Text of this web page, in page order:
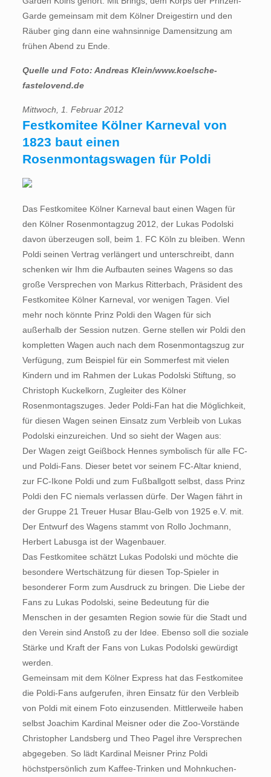
Garde gemeinsam mit dem Kölner Dreigestirn und den
Räuber ging dann eine wahnsinnige Damensitzung am
frühen Abend zu Ende.
Quelle und Foto: Andreas Klein/www.koelsche-
fastelovend.de
Mittwoch, 1. Februar 2012
Festkomitee Kölner Karneval von
1823 baut einen
Rosenmontagswagen für Poldi
Das Festkomitee Kölner Karneval baut einen Wagen für
den Kölner Rosenmontagzug 2012, der Lukas Podolski
davon überzeugen soll, beim 1. FC Köln zu bleiben. Wenn
Poldi seinen Vertrag verlängert und unterschreibt, dann
schenken wir Ihm die Aufbauten seines Wagens so das
große Versprechen von Markus Ritterbach, Präsident des
Festkomitee Kölner Karneval, vor wenigen Tagen. Viel
mehr noch könnte Prinz Poldi den Wagen für sich
außerhalb der Session nutzen. Gerne stellen wir Poldi den
kompletten Wagen auch nach dem Rosenmontagszug zur
Verfügung, zum Beispiel für ein Sommerfest mit vielen
Kindern und im Rahmen der Lukas Podolski Stiftung, so
Christoph Kuckelkorn, Zugleiter des Kölner
Rosenmontagszuges. Jeder Poldi-Fan hat die Möglichkeit,
für diesen Wagen seinen Einsatz zum Verbleib von Lukas
Podolski einzureichen. Und so sieht der Wagen aus:
Der Wagen zeigt Geißbock Hennes symbolisch für alle FC-
und Poldi-Fans. Dieser betet vor seinem FC-Altar kniend,
zur FC-Ikone Poldi und zum Fußballgott selbst, dass Prinz
Poldi den FC niemals verlassen dürfe. Der Wagen fährt in
der Gruppe 21 Treuer Husar Blau-Gelb von 1925 e.V. mit.
Der Entwurf des Wagens stammt von Rollo Jochmann,
Herbert Labusga ist der Wagenbauer.
Das Festkomitee schätzt Lukas Podolski und möchte die
besondere Wertschätzung für diesen Top-Spieler in
besonderer Form zum Ausdruck zu bringen. Die Liebe der
Fans zu Lukas Podolski, seine Bedeutung für die
Menschen in der gesamten Region sowie für die Stadt und
den Verein sind Anstoß zu der Idee. Ebenso soll die soziale
Stärke und Kraft der Fans von Lukas Podolski gewürdigt
werden.
Gemeinsam mit dem Kölner Express hat das Festkomitee
die Poldi-Fans aufgerufen, ihren Einsatz für den Verbleib
von Poldi mit einem Foto einzusenden. Mittlerweile haben
selbst Joachim Kardinal Meisner oder die Zoo-Vorstände
Christopher Landsberg und Theo Pagel ihre Versprechen
abgegeben. So lädt Kardinal Meisner Prinz Poldi
höchstpersönlich zum Kaffee-Trinken und Mohnkuchen-